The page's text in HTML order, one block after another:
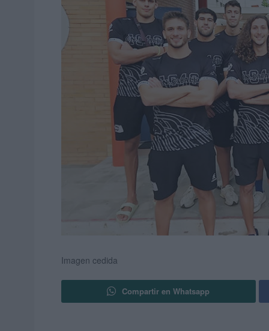
Imagen cedida
Compartir en Whatsapp